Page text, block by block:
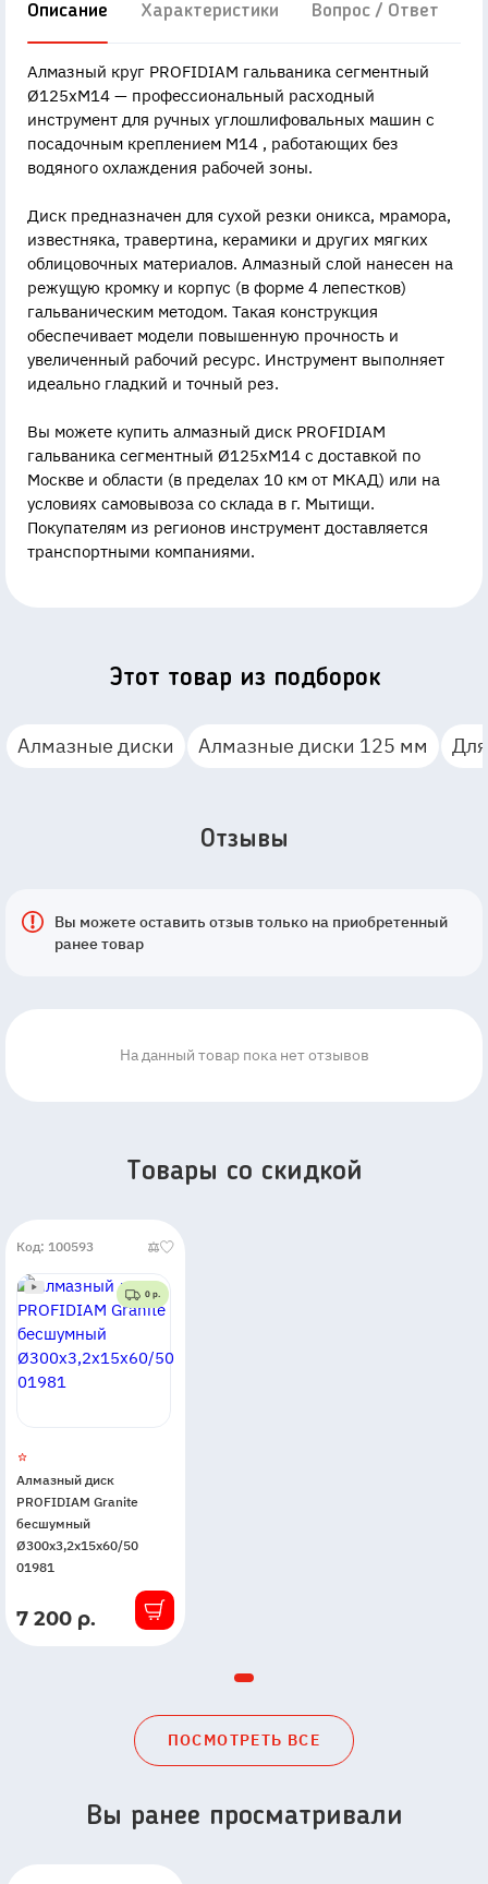
Описание Характеристики Вопрос / Ответ
Алмазный круг PROFIDIAM гальваника сегментный
Ø125xМ14 — профессиональный расходный
инструмент для ручных углошлифовальных машин с
посадочным креплением М14 , работающих без
водяного охлаждения рабочей зоны.
Диск предназначен для сухой резки оникса, мрамора,
известняка, травертина, керамики и других мягких
облицовочных материалов. Алмазный слой нанесен на
режущую кромку и корпус (в форме 4 лепестков)
гальваническим методом. Такая конструкция
обеспечивает модели повышенную прочность и
увеличенный рабочий ресурс. Инструмент выполняет
идеально гладкий и точный рез.
Вы можете купить алмазный диск PROFIDIAM
гальваника сегментный Ø125xМ14 с доставкой по
Москве и области (в пределах 10 км от МКАД) или на
условиях самовывоза со склада в г. Мытищи.
Покупателям из регионов инструмент доставляется
транспортными компаниями.
Этот товар из подборок
Алмазные диски Алмазные диски 125 мм
Отзывы
Вы можете оставить отзыв только на приобретенный
ранее товар
На данный товар пока нет отзывов
Товары со скидкой
Код: 100593
0 р.
Алмазный диск
PROFIDIAM Granite
бесшумный
Ø300x3,2x15x60/50
01981
В
7 200 р.
ПОСМОТРЕТЬ ВСЕ
Вы ранее просматривали